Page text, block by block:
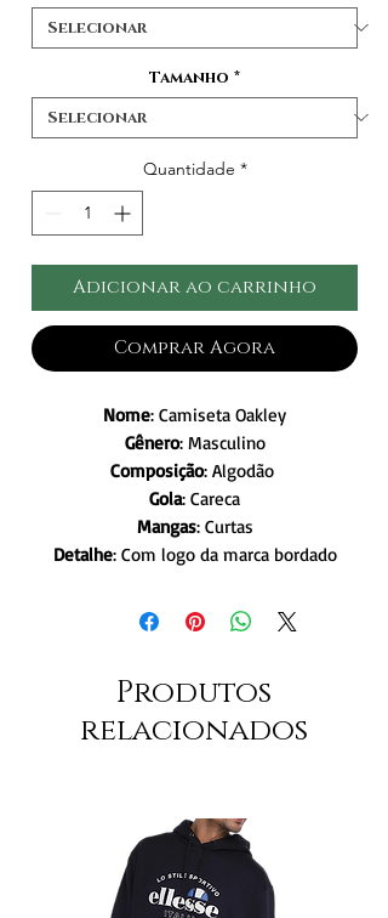
Tamanho *
Quantidade *
Adicionar ao carrinho
Comprar Agora
Nome: Camiseta Oakley
Gênero: Masculino
Composição: Algodão
Gola: Careca
Mangas: Curtas
Detalhe: Com logo da marca bordado
Produtos
relacionados